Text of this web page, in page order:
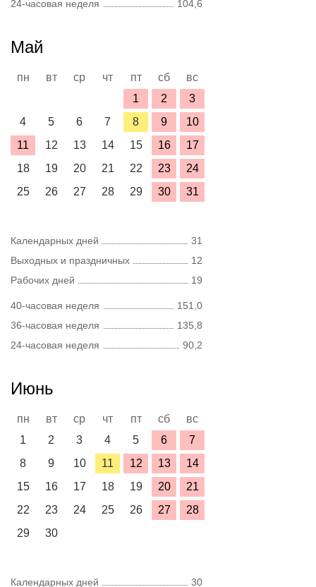
24-часовая неделя
104,6
Май
пн вт ср чт пт сб
вс
1
2
3
4
5 6 7 8 9
10
11
12 13 14 15 16
17
18
19 20 21 22 23
24
25
26 27 28 29 30 31
Календарных дней
31
Выходных и праздничных
12
Рабочих дней
19
40-часовая неделя
151,0
36-часовая неделя
135,8
24-часовая неделя
90,2
Июнь
пн вт ср чт пт сб
вс
1
2 3 4 5 6
7
8
9 10 11 12 13
14
15
16 17 18 19 20
21
22
23 24 25 26 27
28
29
30
Календарных дней
30